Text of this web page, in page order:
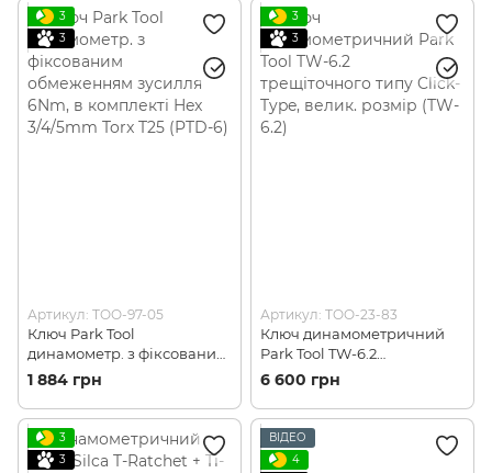
3
3
Артикул: TOO-97-05
Ключ Park Tool
динамометр. з фіксованим
обмеженням зусилля 6Nm,
в комплекті Hex 3/4/5mm
Torx T25 (PTD-6)
1 884 грн
3
3
Артикул: TOO-23-83
Ключ динамометричний
Park Tool TW-6.2
трещіточного типу Click-
Type, велик. розмір (TW-6.2)
6 600 грн
3
3
ВІДЕО
4